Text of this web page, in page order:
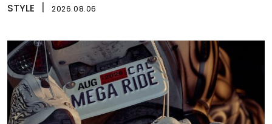
STYLE 2026.08.06